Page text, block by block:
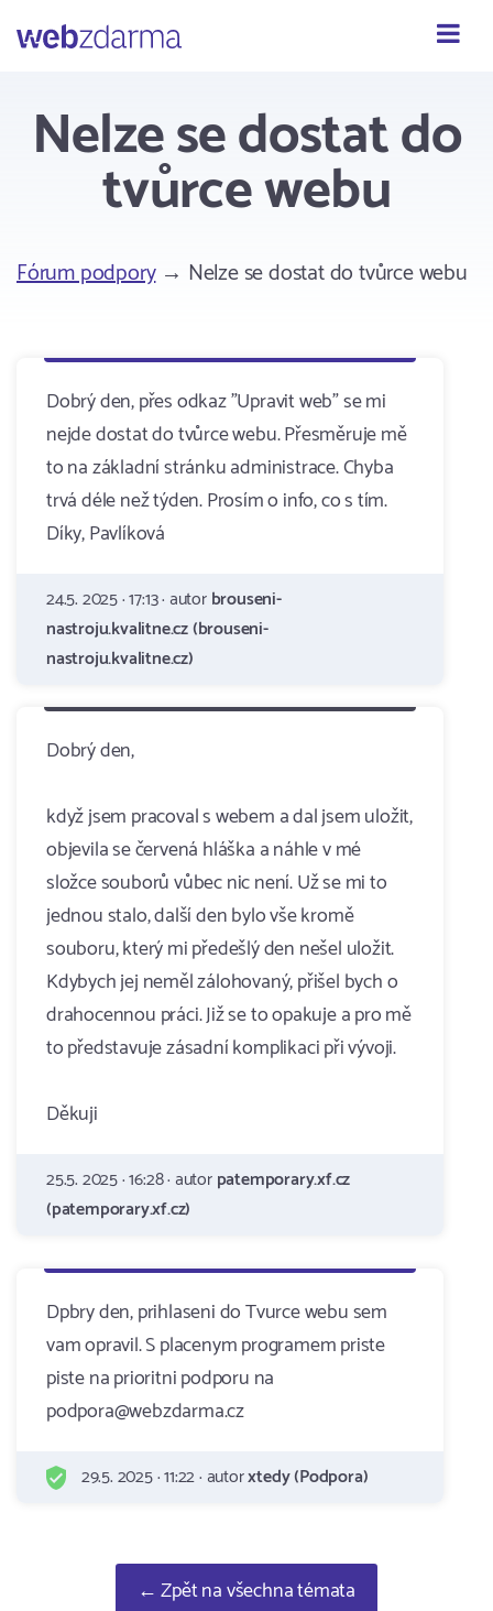
Webzdarma
Nelze se dostat do
tvůrce webu
Fórum podpory→ Nelze se dostat do tvůrce webu
Dobrý den, přes odkaz "Upravit web" se mi
nejde dostat do tvůrce webu. Přesměruje mě
to na základní stránku administrace. Chyba
trvá déle než týden. Prosím o info, co s tím.
Díky, Pavlíková
24.5. 2025 · 17:13 · autorbrouseni-
nastroju.kvalitne.cz (brouseni-
nastroju.kvalitne.cz)
Dobrý den,
když jsem pracoval s webem a dal jsem uložit,
objevila se červená hláška a náhle v mé
složce souborů vůbec nic není. Už se mi to
jednou stalo, další den bylo vše kromě
souboru, který mi předešlý den nešel uložit.
Kdybych jej neměl zálohovaný, přišel bych o
drahocennou práci. Již se to opakuje a pro mě
to představuje zásadní komplikaci při vývoji.
Děkuji
25.5. 2025 · 16:28 · autorpatemporary.xf.cz
(patemporary.xf.cz)
Dpbry den, prihlaseni do Tvurce webu sem
vam opravil. S placenym programem priste
piste na prioritni podporu na
podpora@webzdarma.cz
29.5. 2025 · 11:22 · autorxtedy (Podpora)
← Zpět na všechna témata